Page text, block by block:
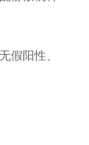
假阳性、